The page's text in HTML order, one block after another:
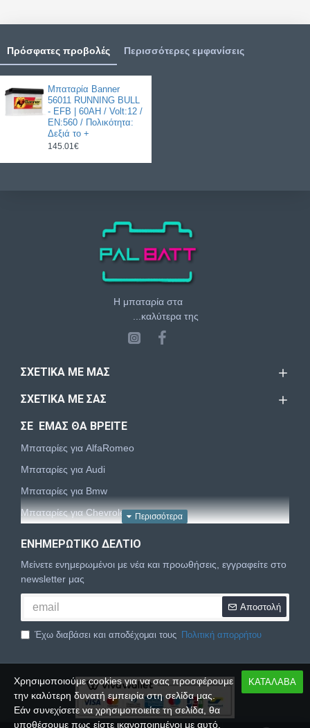
Πρόσφατες προβολές Περισσότερες εμφανίσεις
Μπαταρία Banner
56011 RUNNING BULL
- EFB | 60AH / Volt:12 /
EN:560 / Πολικότητα:
Δεξιά το +
145.01€
Η μπαταρία στα
...καλύτερα της
ΣΧΕΤΙΚΆ ΜΕ ΜΑΣ
ΣΧΕΤΙΚΆ ΜΕ ΣΑΣ
ΣΕ ΕΜΑΣ ΘΑ ΒΡΕΙΤΕ
Μπαταρίες για AlfaRomeo
Μπαταρίες για Audi
Μπαταρίες για Bmw
Μπαταρίες για Chevrolet
Μπαταρίες για Dacia
Μπαταρίες για Daewoo
Μπαταρίες για Daihatsu
Μπαταρίες για Dodge
Μπαταρίες για Fiat
Μπαταρίες για Ford
Μπαταρίες για Honda
ΕΝΗΜΕΡΩΤΙΚΌ ΔΕΛΤΊΟ
Μείνετε ενημερωμένοι με νέα και προωθήσεις, εγγραφείτε στο
newsletter μας
Αποστολή
Έχω διαβάσει και αποδέχομαι τους Πολιτική απορρήτου
ΚΑΤΑΛΑΒΑ
Χρησιμοποιούμε cookies για να σας προσφέρουμε
την καλύτερη δυνατή εμπειρία στη σελίδα μας.
Εάν συνεχίσετε να χρησιμοποιείτε τη σελίδα, θα
υποθέσουμε πως είστε ικανοποιημένοι με αυτό.